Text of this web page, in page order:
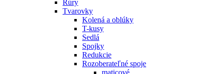
Rúry
Tvarovky
Kolená a oblúky
T-kusy
Sedlá
Spojky
Redukcie
Rozoberateľné spoje
maticové